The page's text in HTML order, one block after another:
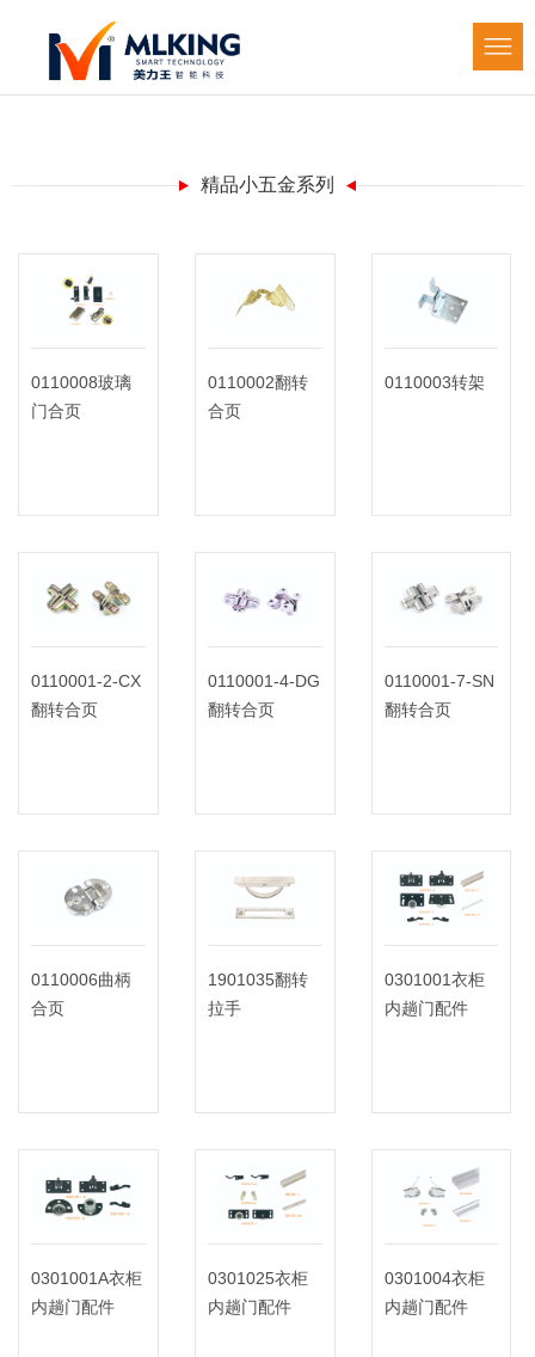
精品小五金系列
0110008玻璃
门合页
0110002翻转
合页
0110003转架
0110001-2-CX
翻转合页
0110001-4-DG
翻转合页
0110001-7-SN
翻转合页
0110006曲柄
合页
1901035翻转
拉手
0301001衣柜
内趟门配件
0301001A衣柜
内趟门配件
0301025衣柜
内趟门配件
0301004衣柜
内趟门配件